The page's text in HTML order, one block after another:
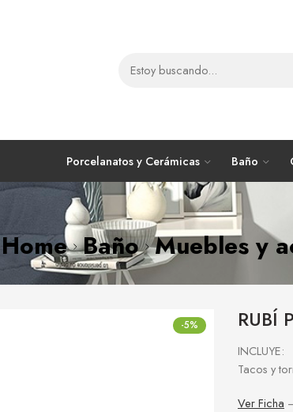
Porcelanatos y Cerámicas Baño
Home Baño Muebles y
-5% RUBÍ
INCLUYE:
Tacos y
Ver Ficha